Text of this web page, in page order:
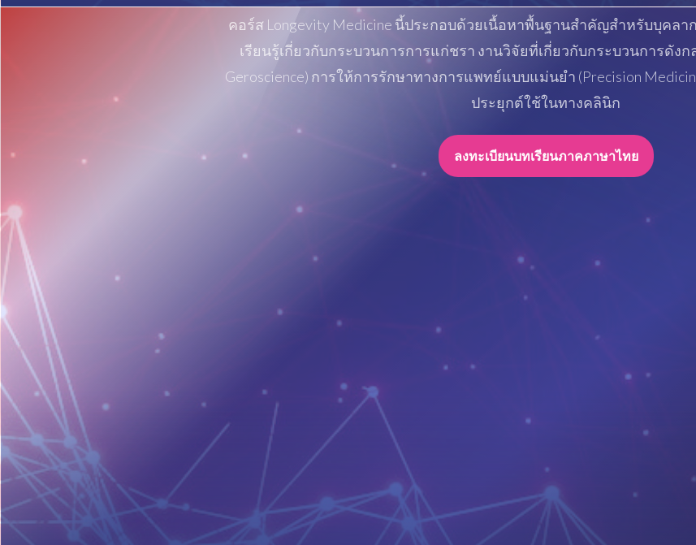
คอร์ส Longevity Medicine นี้ประกอบด้วยเนื้อหาพื้นฐานสำคัญสำหรับบุคล
เรียนรู้เกี่ยวกับกระบวนการการแก่ชรา งานวิจัยที่เกี่ยวกับกระบวนการดังก
Geroscience) การให้การรักษาทางการแพทย์แบบแม่นยำ (Precision
ประยุกต์ใช้ในทางคลินิก
ลงทะเบียนบทเรียนภาคภาษาไทย